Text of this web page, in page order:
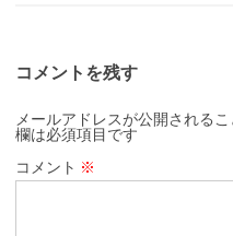
コメントを残す
メールアドレスが公開されるこ
欄は必須項目です
コメント ※